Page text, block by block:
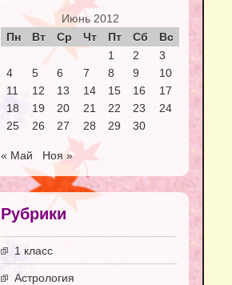
Июнь 2012
Пн
Вт Ср Чт Пт Сб
Вс
1
2
3
4
5 6 7 8 9
10
11
12 13 14 15 16
17
18
19 20 21 22 23
24
25
26 27 28 29 30
« Май Ноя »
Рубрики
1 класс
Астрология